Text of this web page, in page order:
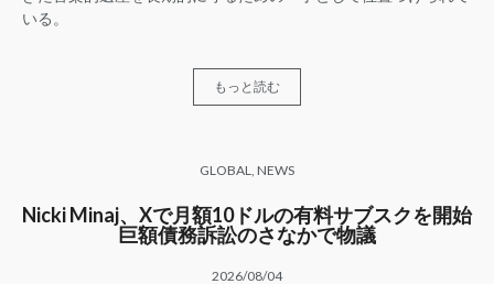
いる。
もっと読む
GLOBAL NEWS
Nicki Minaj、Xで月額10ドルの有料サブスクを開始
巨額債務訴訟のさなかで物議
2026/08/04